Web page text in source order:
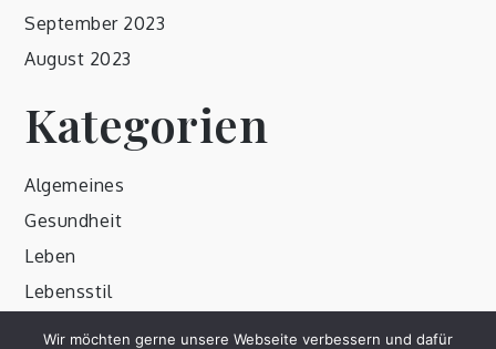
September 2023
August 2023
Kategorien
Algemeines
Gesundheit
Leben
Lebensstil
Wir möchten gerne unsere Webseite verbessern und dafür